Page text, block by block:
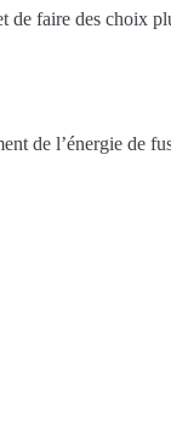
de faire des choix
de l’énergie de